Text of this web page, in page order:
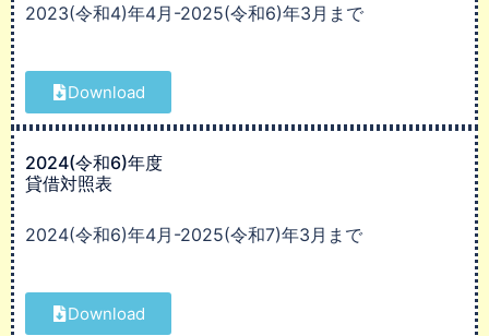
2023(令和4)年4月-2025(令和6)年3月まで
Download
2024(令和6)年度
貸借対照表
2024(令和6)年4月-2025(令和7)年3月まで
Download